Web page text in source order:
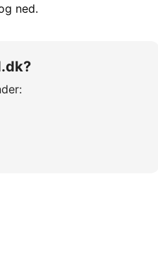
ned.